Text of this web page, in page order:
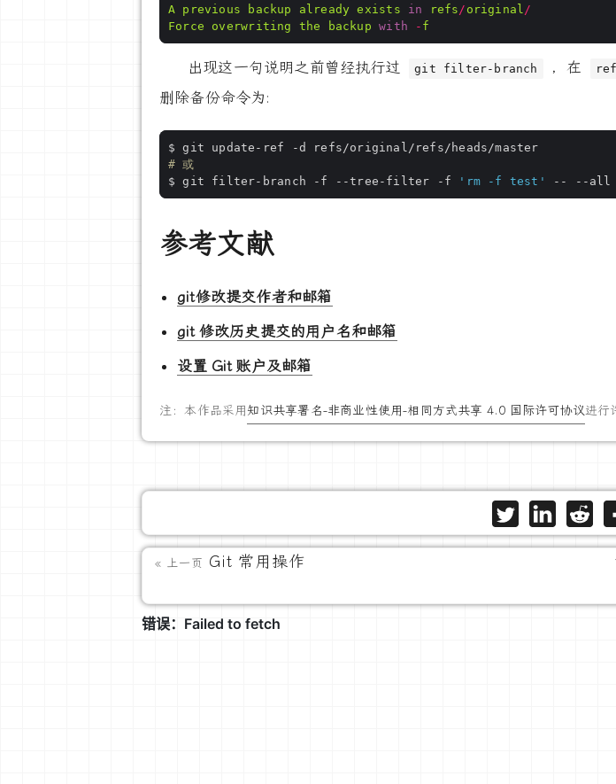
A previous backup already exists in refs/ original/
Force
overwriting the backup with - f
出现这一句说明之前曾经执行过 git filter-branch ，在
删除备份命令为:
# 或
$ git filter-branch -f --tree-filter -f
'rm -f test'
参考文献
git修改提交作者和邮箱
git 修改历史提交的用户名和邮箱
设置 Git 账户及邮箱
注：本作品采用知识共享署名-非商业性使用-相同方式共享 4.0 国际许可协议进行
« 上一页 Git 常用操作